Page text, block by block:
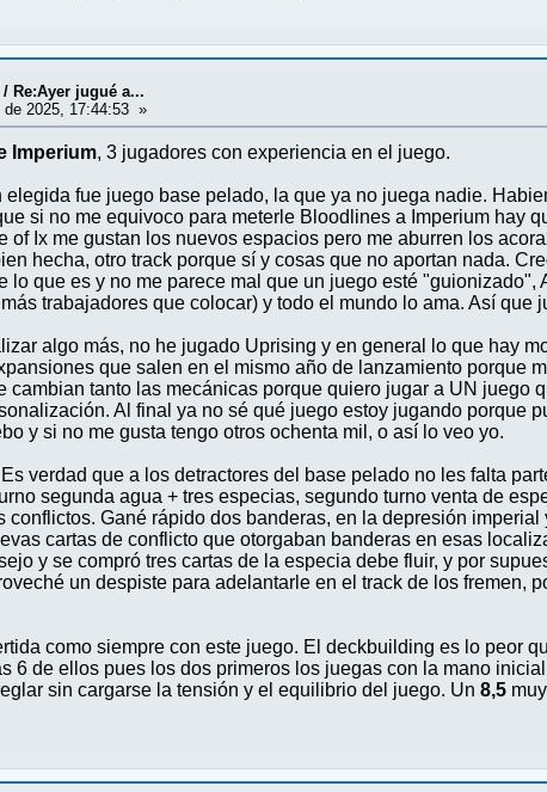
/ Re:Ayer jugué a...
de 2025, 17:44:53 »
Imperium, 3 jugadores con experiencia en el juego.
elegida fue juego base pelado, la que ya no juega nadie.
si no me equivoco para meterle Bloodlines a Imperium hay
of Ix me gustan los nuevos espacios pero me aburren los
hecha, otro track porque sí y cosas que no aportan nada.
lo que es y no me parece mal que un juego esté
trabajadores que colocar) y todo el mundo lo ama. Así que
algo más, no he jugado Uprising y en general lo que hay
que salen en el mismo año de lanzamiento porque
cambian tanto las mecánicas porque quiero jugar a UN juego
Al final ya no sé qué juego estoy jugando porque
y si no me gusta tengo otros ochenta mil, o así lo veo yo.
verdad que a los detractores del base pelado no les falta
segunda agua + tres especias, segundo turno venta de
conflictos. Gané rápido dos banderas, en la depresión
cartas de conflicto que otorgaban banderas en esas
y se compró tres cartas de la especia debe fluir, y por
un despiste para adelantarle en el track de los fremen,
como siempre con este juego. El deckbuilding es lo peor
6 de ellos pues los dos primeros los juegas con la mano
sin cargarse la tensión y el equilibrio del juego. Un8,5